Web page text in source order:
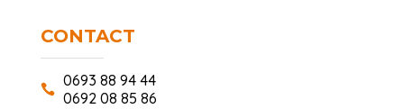
CONTACT
 0693 88 94 44
0692 08 85 86